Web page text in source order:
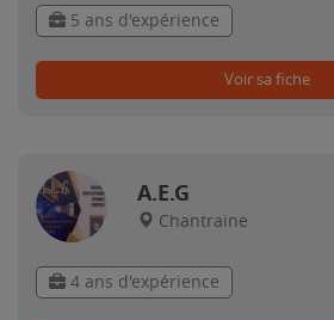
5 ans d'expérience
Voir sa fiche
A.E.G
Chantraine
4 ans d'expérience